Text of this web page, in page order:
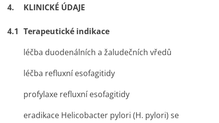
4. KLINICKÉ ÚDAJE
4.1 Terapeutické indikace
léčba duodenálních a žaludečních vředů
léčba refluxní esofagitidy
profylaxe refluxní esofagitidy
eradikace Helicobacter pylori (H. pylori) se